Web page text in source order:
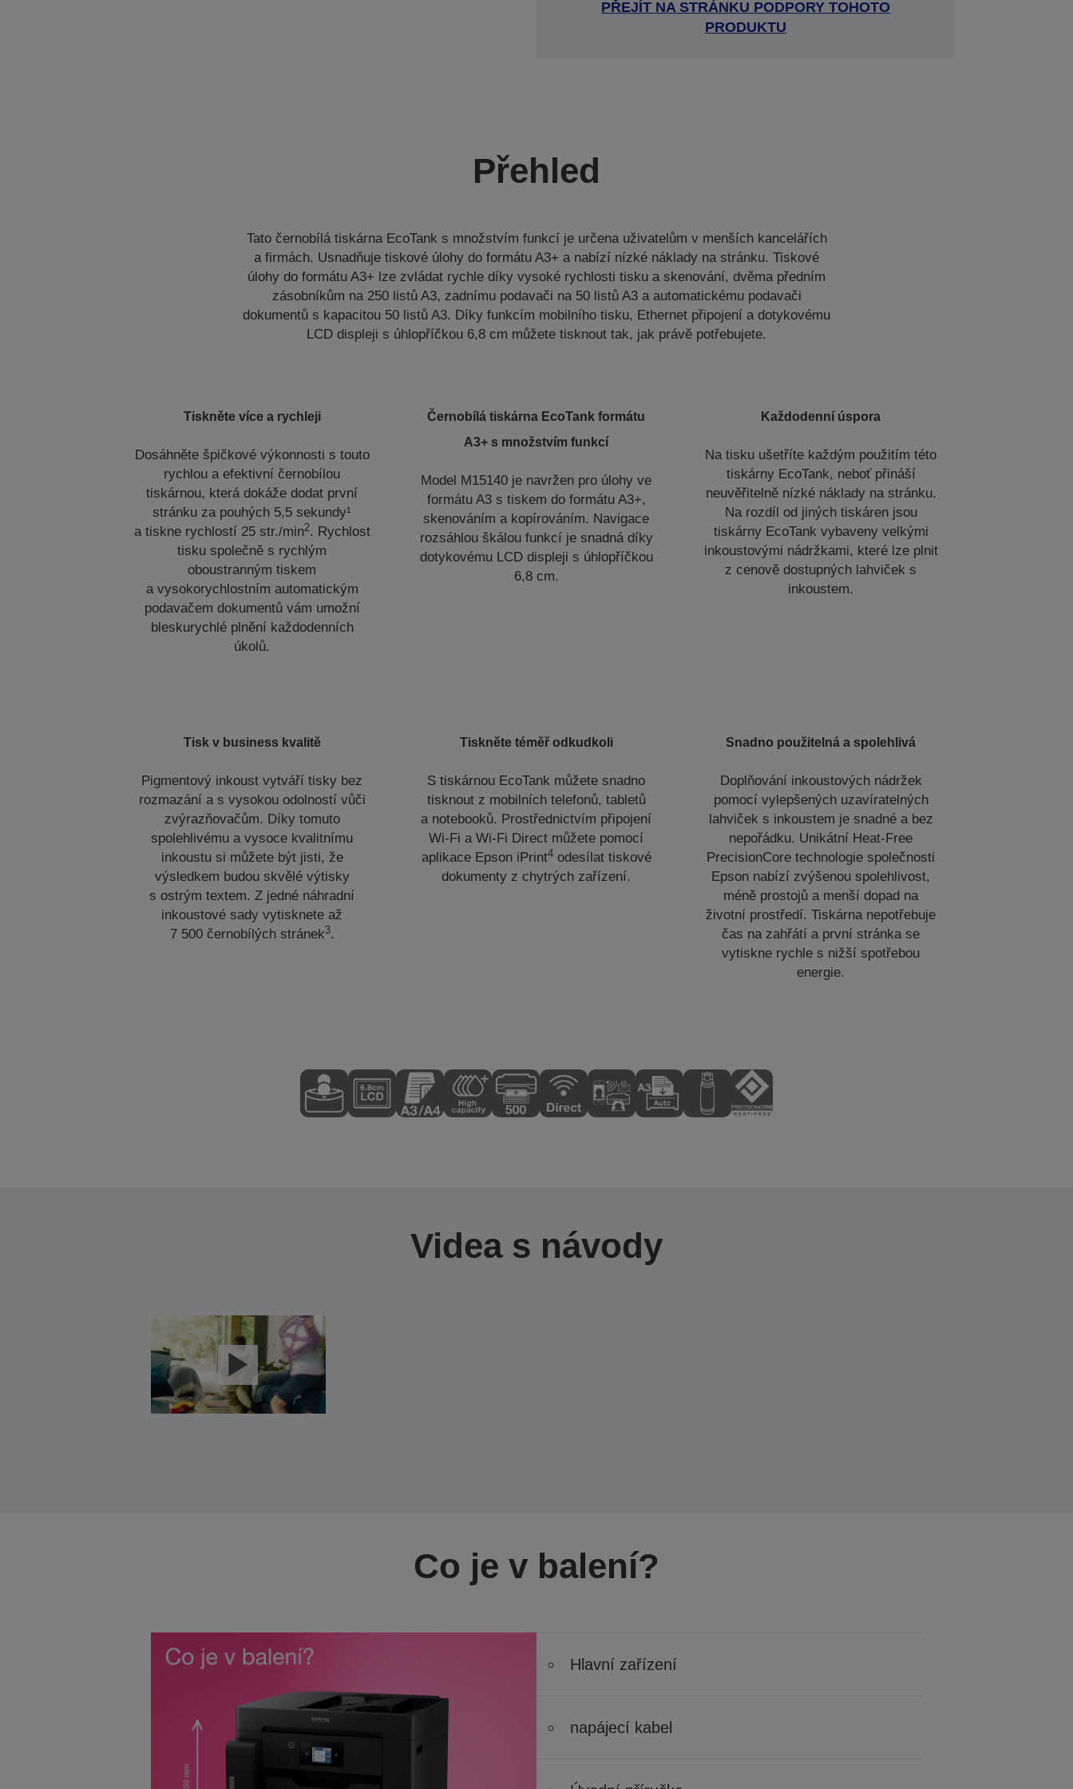
PŘEJÍT NA STRÁNKU PODPORY TOHOTO
PRODUKTU
Přehled
Tato černobílá tiskárna EcoTank s množstvím funkcí je určena uživatelům v menších kancelářích
a firmách. Usnadňuje tiskové úlohy do formátu A3+ a nabízí nízké náklady na stránku. Tiskové
úlohy do formátu A3+ lze zvládat rychle díky vysoké rychlosti tisku a skenování, dvěma předním
zásobníkům na 250 listů A3, zadnímu podavači na 50 listů A3 a automatickému podavači
dokumentů s kapacitou 50 listů A3. Díky funkcím mobilního tisku, Ethernet připojení a dotykovému
LCD displeji s úhlopříčkou 6,8 cm můžete tisknout tak, jak právě potřebujete.
Tiskněte více a rychleji
Dosáhněte špičkové výkonnosti s touto
rychlou a efektivní černobílou
tiskárnou, která dokáže dodat první
stránku za pouhých 5,5 sekundy¹
a tiskne rychlostí 25 str./min2. Rychlost
tisku společně s rychlým
oboustranným tiskem
a vysokorychlostním automatickým
podavačem dokumentů vám umožní
bleskurychlé plnění každodenních
úkolů.
Černobílá tiskárna EcoTank formátu
A3+ s množstvím funkcí
Model M15140 je navržen pro úlohy ve
formátu A3 s tiskem do formátu A3+,
skenováním a kopírováním. Navigace
rozsáhlou škálou funkcí je snadná díky
dotykovému LCD displeji s úhlopříčkou
6,8 cm.
Každodenní úspora
Na tisku ušetříte každým použitím této
tiskárny EcoTank, neboť přináší
neuvěřitelně nízké náklady na stránku.
Na rozdíl od jiných tiskáren jsou
tiskárny EcoTank vybaveny velkými
inkoustovými nádržkami, které lze plnit
z cenově dostupných lahviček s
inkoustem.
Tisk v business kvalitě
Pigmentový inkoust vytváří tisky bez
rozmazání a s vysokou odolností vůči
zvýrazňovačům. Díky tomuto
spolehlivému a vysoce kvalitnímu
inkoustu si můžete být jisti, že
výsledkem budou skvělé výtisky
s ostrým textem. Z jedné náhradní
inkoustové sady vytisknete až
7 500 černobílých stránek3.
Tiskněte téměř odkudkoli
S tiskárnou EcoTank můžete snadno
tisknout z mobilních telefonů, tabletů
a notebooků. Prostřednictvím připojení
Wi-Fi a Wi-Fi Direct můžete pomocí
aplikace Epson iPrint4odesílat tiskové
dokumenty z chytrých zařízení.
Snadno použitelná a spolehlivá
Doplňování inkoustových nádržek
pomocí vylepšených uzavíratelných
lahviček s inkoustem je snadné a bez
nepořádku. Unikátní Heat-Free
PrecisionCore technologie společnosti
Epson nabízí zvýšenou spolehlivost,
méně prostojů a menší dopad na
životní prostředí. Tiskárna nepotřebuje
čas na zahřátí a první stránka se
vytiskne rychle s nižší spotřebou
energie.
Videa s návody
Co je v balení?
Hlavní zařízení
napájecí kabel